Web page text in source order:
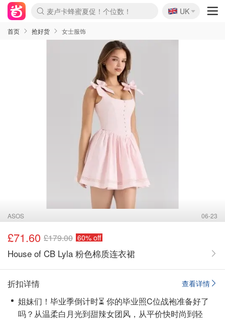
麦卢卡蜂蜜夏促！个位数！
Prada/Miu 4.8折！
啥？必胜客披萨5折！
🇬🇧
UK
首页 抢好货 女士服饰
ASOS 06-23
£71.60 £179.00 60% off
House of CB Lyla 粉色棉质连衣裙
查看详情
折扣详情
姐妹们！毕业季倒计时⏳ 你的毕业照C位战袍准备好了
吗？从温柔白月光到甜辣女团风，从平价快时尚到轻